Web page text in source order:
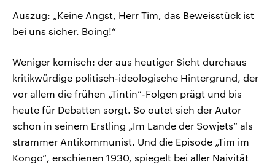
Auszug: „Keine Angst, Herr Tim, das Beweisstück ist
bei uns sicher. Boing!“
Weniger komisch: der aus heutiger Sicht durchaus
kritikwürdige politisch-ideologische Hintergrund, der
vor allem die frühen „Tintin“-Folgen prägt und bis
heute für Debatten sorgt. So outet sich der Autor
schon in seinem Erstling „Im Lande der Sowjets“ als
strammer Antikommunist. Und die Episode „Tim im
Kongo“, erschienen 1930, spiegelt bei aller Naivität